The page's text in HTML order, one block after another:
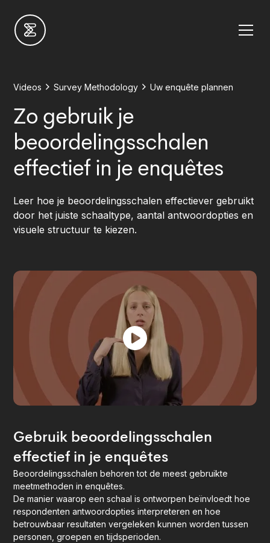
Videos Survey Methodology Uw enquête plannen
Zo gebruik je
beoordelingsschalen
effectief in je enquêtes
Leer hoe je beoordelingsschalen effectiever gebruikt
door het juiste schaaltype, aantal antwoordopties en
visuele structuur te kiezen.
Gebruik beoordelingsschalen
effectief in je enquêtes
Beoordelingsschalen behoren tot de meest gebruikte
meetmethoden in enquêtes.
De manier waarop een schaal is ontworpen beïnvloedt hoe
respondenten antwoordopties interpreteren en hoe
betrouwbaar resultaten vergeleken kunnen worden tussen
personen, groepen en tijdsperioden.